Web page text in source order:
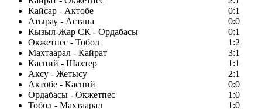
Кайсар - Актобе
0:1
Атырау - Астана
0:0
Кызыл-Жар СК - Ордабасы
0:1
Окжетпес - Тобол
1:2
Махтаарал - Кайрат
3:1
Каспий - Шахтер
1:1
Аксу - Жетысу
2:1
Актобе - Каспий
0:0
Ордабасы - Окжетпес
1:0
Тобол - Махтаарал
1:0